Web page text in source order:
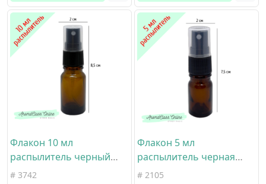
Флакон 10 мл
распылитель черный
ребристый прозрачный
# 3742
Флакон 5 мл
распылитель черная
ребристая крышка
# 2105